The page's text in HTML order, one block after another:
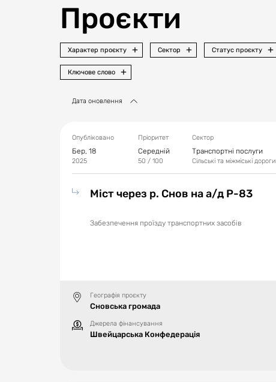
Проєкти
Характер проєкту Сектор Статус проєкту
Ключове слово
Дата оновлення
Опубліковано
Бер, 18
2025
Пріоритет
Середній
50 / 100
Сектор
Транспортні послуги
Сільські та міжміські дороги
Міст через р. Снов на а/д Р-83
Забезпечення проїзду транспортних засобів
Географія проєкту
Сновська громада
Джерела фінансування
Швейцарська Конфедерація